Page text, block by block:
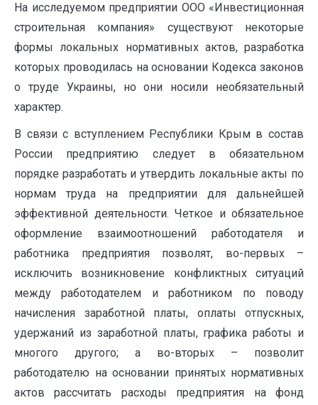
На исследуемом предприятии ООО «Инвестиционная
строительная компания» существуют некоторые
формы локальных нормативных актов, разработка
которых проводилась на основании Кодекса законов
о труде Украины, но они носили необязательный
характер.
В связи с вступлением Республики Крым в состав
России предприятию следует в обязательном
порядке разработать и утвердить локальные акты по
нормам труда на предприятии для дальнейшей
эффективной деятельности. Четкое и обязательное
оформление взаимоотношений работодателя и
работника предприятия позволят, во-первых –
исключить возникновение конфликтных ситуаций
между работодателем и работником по поводу
начисления заработной платы, оплаты отпускных,
удержаний из заработной платы, графика работы и
многого другого; а во-вторых – позволит
работодателю на основании принятых нормативных
актов рассчитать расходы предприятия на фонд